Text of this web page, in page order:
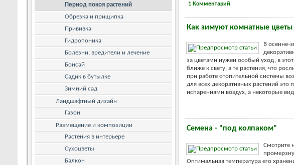
1 Комментарий
Как зимуют комнатные цветы
В осенне-
за цветами нужен особый уход, в
ближе к свету, а те растения, что
при работе отопительной системы
для всех декоративных растений
испарениями воздух, а некоторые
Семена - "под колпаком"
Смотрите
Оптимальная температура его
Период покоя растений
Обрезка и прищипка
Прививка
Гидропоника
Болезни, вредители и лечение
Бонсай
Садик в бутылке
Зимний сад
Ландшафтный дизайн
Газон
Размещение и композиции
Растения в интерьере
Сухоцветы
Балкон